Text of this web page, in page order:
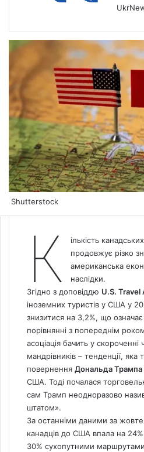
Shutterstock
К
ількість
продовжує різко
американська
наслідки.
Згідно з доповіддю U.S. Travel
іноземних туристів у США у
знизитися на 3,2%, що означає
порівнянні з попереднім
асоціація бачить у
мандрівників – тенденції,
повернення Дональда Трампа
США. Тоді почалася
сам Трамп неодноразово
штатом».
За останніми даними за
канадців до США впала на
30% сухопутними маршрутами